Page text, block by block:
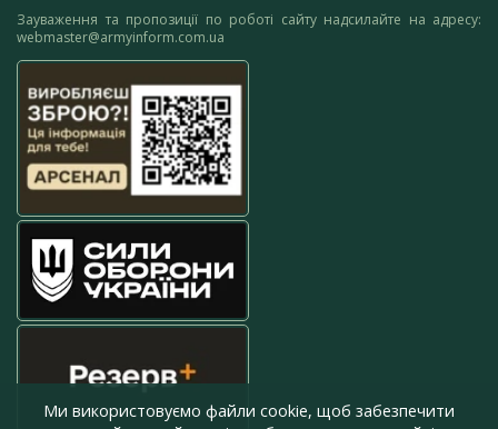
Зауваження та пропозиції по роботі сайту надсилайте на адресу:
webmaster@armyinform.com.ua
Ми використовуємо файли cookie, щоб забезпечити